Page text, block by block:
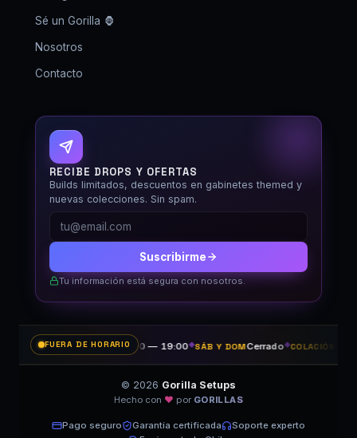
Sé un Gorilla 🦍
Nosotros
Contacto
RECIBE DROPS Y OFERTAS
Builds limitados, descuentos en gabinetes themed y
nuevas colecciones. Sin spam.
Suscribirme
Tu información está segura con nosotros.
FUERA DE HORARIO
LUN A VIE11:00 — 19:00◆SÁB Y DOMCerrado◆COLACIÓN
© 2026 Gorilla Setups
Hecho con ♥ por GORILLAS
Pago seguro Garantía certificada
Soporte experto
Fuera de horario